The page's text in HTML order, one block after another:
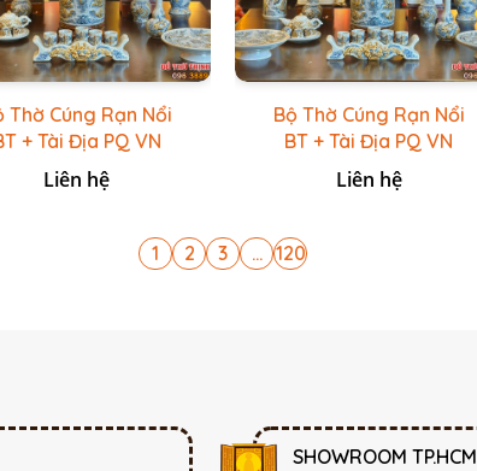
Thờ Cúng Rạn Nổi
+ Tài Địa PQ VN
Trắng
Liên hệ
Bộ Thờ Cúng Rạn Nổi
BT + Tài Địa PQ VN
Vàng Caro
Liên hệ
1 2 3 ... 120
SHOWROOM TP.HCM